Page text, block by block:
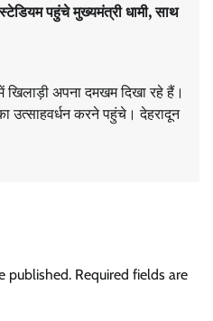
पहुंचे मुख्यमंत्री धामी, साथ
अपना दमखम दिखा रहे हैं।
उत्साहवर्धन करने पहुंचे। देहरादून
published. Required fields are